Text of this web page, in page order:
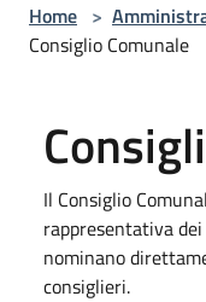
Home >
Consiglio Comunale
Il Consiglio
rappresentativa
nominano
consiglieri.